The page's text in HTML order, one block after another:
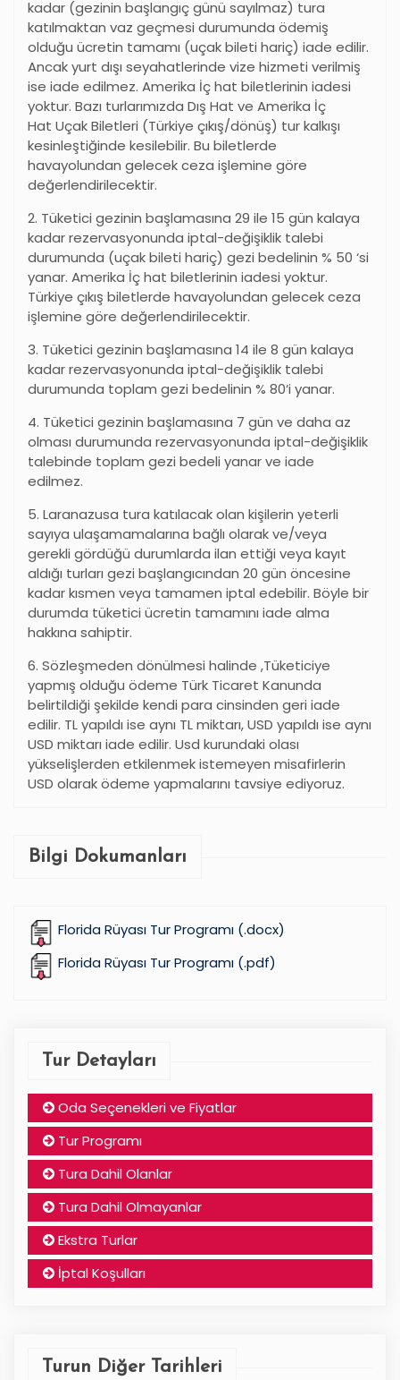
kadar (gezinin başlangıç günü sayılmaz) tura
katılmaktan vaz geçmesi durumunda ödemiş
olduğu ücretin tamamı (uçak bileti hariç) iade edilir.
Ancak yurt dışı seyahatlerinde vize hizmeti verilmiş
ise iade edilmez. Amerika İç hat biletlerinin iadesi
yoktur. Bazı turlarımızda Dış Hat ve Amerika İç
Hat Uçak Biletleri (Türkiye çıkış/dönüş) tur kalkışı
kesinleştiğinde kesilebilir. Bu biletlerde
havayolundan gelecek ceza işlemine göre
değerlendirilecektir.
2. Tüketici gezinin başlamasına 29 ile 15 gün kalaya
kadar rezervasyonunda iptal-değişiklik talebi
durumunda (uçak bileti hariç) gezi bedelinin % 50 ‘si
yanar. Amerika İç hat biletlerinin iadesi yoktur.
Türkiye çıkış biletlerde havayolundan gelecek ceza
işlemine göre değerlendirilecektir.
3. Tüketici gezinin başlamasına 14 ile 8 gün kalaya
kadar rezervasyonunda iptal-değişiklik talebi
durumunda toplam gezi bedelinin % 80‘i yanar.
4. Tüketici gezinin başlamasına 7 gün ve daha az
olması durumunda rezervasyonunda iptal-değişiklik
talebinde toplam gezi bedeli yanar ve iade
edilmez.
5. Laranazusa tura katılacak olan kişilerin yeterli
sayıya ulaşamamalarına bağlı olarak ve/veya
gerekli gördüğü durumlarda ilan ettiği veya kayıt
aldığı turları gezi başlangıcından 20 gün öncesine
kadar kısmen veya tamamen iptal edebilir. Böyle bir
durumda tüketici ücretin tamamını iade alma
hakkına sahiptir.
6. Sözleşmeden dönülmesi halinde ,Tüketiciye
yapmış olduğu ödeme Türk Ticaret Kanunda
belirtildiği şekilde kendi para cinsinden geri iade
edilir. TL yapıldı ise aynı TL miktarı, USD yapıldı ise aynı
USD miktarı iade edilir. Usd kurundaki olası
yükselişlerden etkilenmek istemeyen misafirlerin
USD olarak ödeme yapmalarını tavsiye ediyoruz.
Bilgi Dokumanları
Florida Rüyası Tur Programı (.docx)
Florida Rüyası Tur Programı (.pdf)
Tur Detayları
Oda Seçenekleri ve Fiyatlar
Tur Programı
Tura Dahil Olanlar
Tura Dahil Olmayanlar
Ekstra Turlar
İptal Koşulları
Turun Diğer Tarihleri